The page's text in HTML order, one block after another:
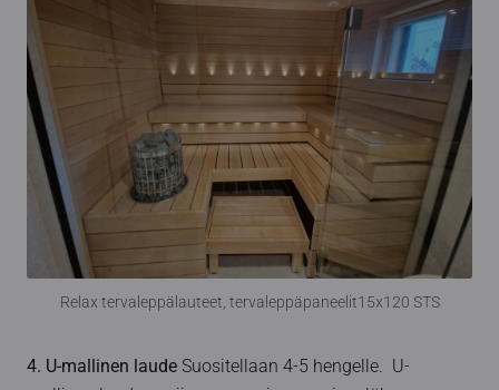
Relax tervaleppälauteet, tervaleppäpaneelit15x120 STS
4. U-mallinen laude Suositellaan 4-5 hengelle. U-